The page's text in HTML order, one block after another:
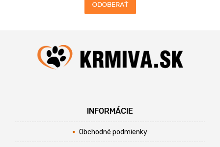
ODOBERAŤ
INFORMÁCIE
Obchodné podmienky